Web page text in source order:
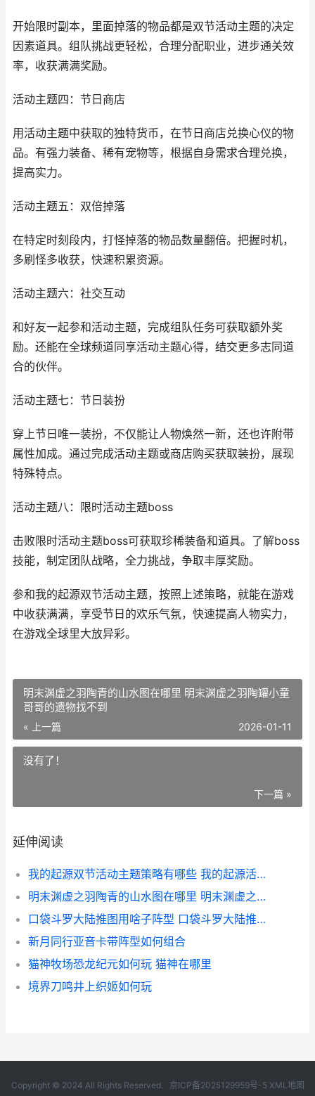
开始限时副本，里面掉落的物品都是双节活动主题的决定
因素道具。组队挑战更轻松，合理分配职业，进步通关效
率，收获满满奖励。
活动主题四：节日商店
用活动主题中获取的独特货币，在节日商店兑换心仪的物
品。有强力装备、稀有宠物等，根据自身需求合理兑换，
提高实力。
活动主题五：双倍掉落
在特定时刻段内，打怪掉落的物品数量翻倍。把握时机，
多刷怪多收获，快速积累资源。
活动主题六：社交互动
和好友一起参和活动主题，完成组队任务可获取额外奖
励。还能在全球频道同享活动主题心得，结交更多志同道
合的伙伴。
活动主题七：节日装扮
穿上节日唯一装扮，不仅能让人物焕然一新，还也许附带
属性加成。通过完成活动主题或商店购买获取装扮，展现
特殊特点。
活动主题八：限时活动主题boss
击败限时活动主题boss可获取珍稀装备和道具。了解boss
技能，制定团队战略，全力挑战，争取丰厚奖励。
参和我的起源双节活动主题，按照上述策略，就能在游戏
中收获满满，享受节日的欢乐气氛，快速提高人物实力，
在游戏全球里大放异彩。
明末渊虚之羽陶青的山水图在哪里 明末渊虚之羽陶罐小童
哥哥的遗物找不到
« 上一篇 2026-01-11
没有了！
下一篇 »
延伸阅读
我的起源双节活动主题策略有哪些 我的起源活动网站大全
明末渊虚之羽陶青的山水图在哪里 明末渊虚之羽陶罐小童哥哥的遗物找不到
口袋斗罗大陆推图用啥子阵型 口袋斗罗大陆推送千抽选谁
新月同行亚音卡带阵型如何组合
猫神牧场恐龙纪元如何玩 猫神在哪里
境界刀鸣井上织姬如何玩
Copyright © 2024 All Rights Reserved. 京ICP备2025129959号-5 XML地图